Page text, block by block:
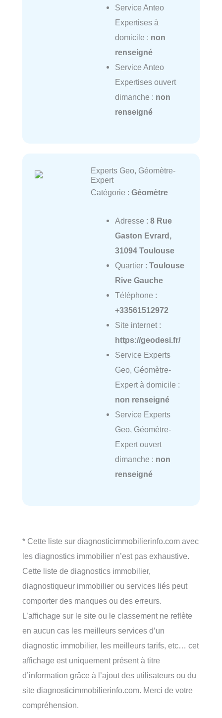
Service Anteo
Expertises à
domicile : non
renseigné
Service Anteo
Expertises ouvert
dimanche : non
renseigné
Experts Geo, Géomètre-
Expert
Catégorie : Géomètre
Adresse : 8 Rue
Gaston Evrard,
31094 Toulouse
Quartier : Toulouse
Rive Gauche
Téléphone :
+33561512972
Site internet :
https://geodesi.fr/
Service Experts
Geo, Géomètre-
Expert à domicile :
non renseigné
Service Experts
Geo, Géomètre-
Expert ouvert
dimanche : non
renseigné
* Cette liste sur diagnosticimmobilierinfo.com avec
les diagnostics immobilier n’est pas exhaustive.
Cette liste de diagnostics immobilier,
diagnostiqueur immobilier ou services liés peut
comporter des manques ou des erreurs.
L’affichage sur le site ou le classement ne reflète
en aucun cas les meilleurs services d’un
diagnostic immobilier, les meilleurs tarifs, etc… cet
affichage est uniquement présent à titre
d’information grâce à l’ajout des utilisateurs ou du
site diagnosticimmobilierinfo.com. Merci de votre
compréhension.